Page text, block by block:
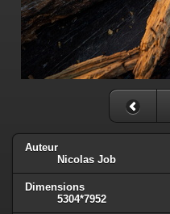
Auteur
Nicolas Job
Dimensions
5304*7952